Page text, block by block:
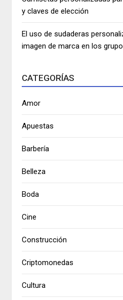
y claves de elección
El uso de sudaderas
imagen de marca en los
CATEGORÍAS
Amor
Apuestas
Barbería
Belleza
Boda
Cine
Construcción
Criptomonedas
Cultura